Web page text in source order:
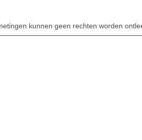
kunnen geen rechten worden